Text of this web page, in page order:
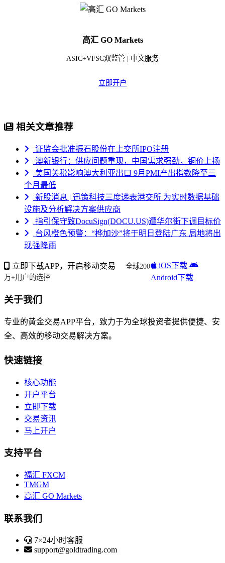
高汇 GO Markets
ASIC+VFSC双监管 | 中文服务
立即开户
相关文章推荐
证监会批准振石股份在上交所IPO注册
澳新银行：供应问题重现，中国需求强劲，铜价上扬
美国关税影响澳大利亚出口 9月PMI产出指数降至三
个月最低
新股消息 | 迅策科技三度递表港交所 为实时数据基础
设施及分析解决方案供应商
指引保守致DocuSign(DOCU.US)遭华尔街下调目标价
台风橙色预警：“桦加沙”将于明日登陆广东 局地将出
现强降雨
立即下载APP，开启移动交易
全球200
万+用户的选择
iOS下载
Android下载
关于我们
专业的黄金交易APP平台，致力于为全球投资者提供便捷、安
全、高效的移动交易解决方案。
快速链接
核心功能
开户平台
立即下载
交易资讯
马上开户
支持平台
福汇 FXCM
TMGM
高汇 GO Markets
联系我们
7×24小时客服
support@goldtrading.com